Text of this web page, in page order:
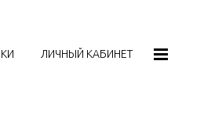
ЛИЧНЫЙ КАБИНЕТ